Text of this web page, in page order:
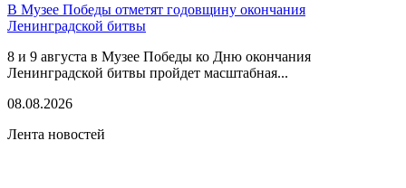
В Музее Победы отметят годовщину окончания
Ленинградской битвы
8 и 9 августа в Музее Победы ко Дню окончания
Ленинградской битвы пройдет масштабная...
08.08.2026
Лента новостей